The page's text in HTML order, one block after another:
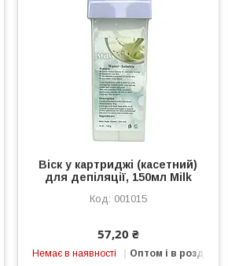
Віск у картриджі (касетний)
для депіляції, 150мл Milk
001015
57,20 ₴
Немає в наявності Оптом і в роздріб